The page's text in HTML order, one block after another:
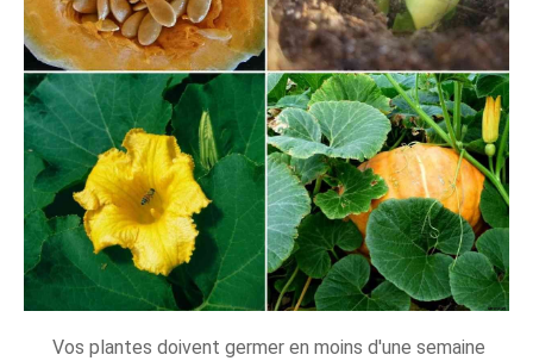
Vos plantes doivent germer en moins d'une semaine